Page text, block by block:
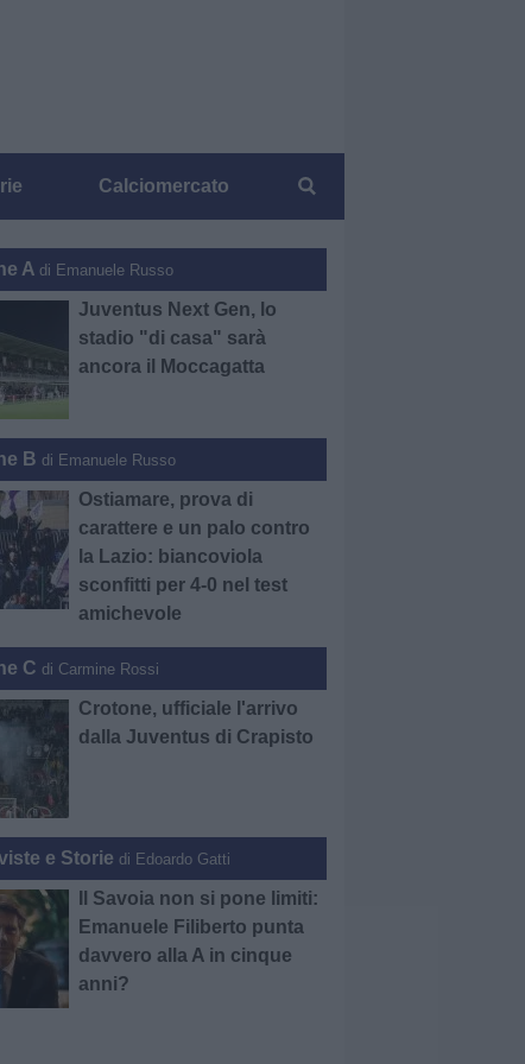
Calciomercato
A di Emanuele Russo
Juventus Next Gen, lo
stadio "di casa" sarà
ancora il Moccagatta
B di Emanuele Russo
Ostiamare, prova di
carattere e un palo contro
la Lazio: biancoviola
sconfitti per 4-0 nel test
amichevole
C di Carmine Rossi
Crotone, ufficiale l'arrivo
dalla Juventus di Crapisto
e Storie di Edoardo Gatti
Il Savoia non si pone limiti:
Emanuele Filiberto punta
davvero alla A in cinque
anni?